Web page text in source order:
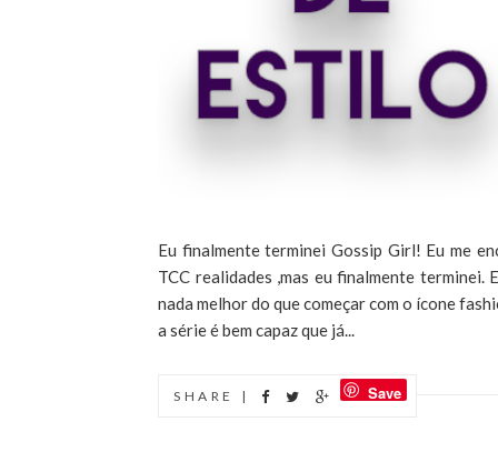
Eu finalmente terminei Gossip Girl! Eu me
TCC realidades ,mas eu finalmente
nada melhor do que começar com o ícone
a série é bem capaz que já...
SHARE | Save